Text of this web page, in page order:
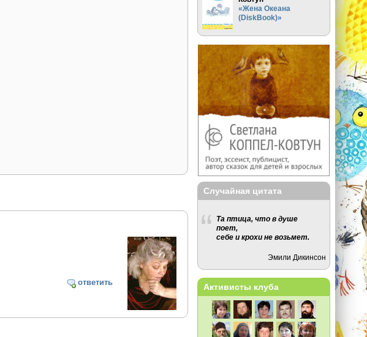
ответить
«Жена Океана
(DiskBook)»
Случайная цитата
Та птица, что в душе
поет,
себе и крохи не возьмет.
Эмили Дикинсон
Активисты клуба